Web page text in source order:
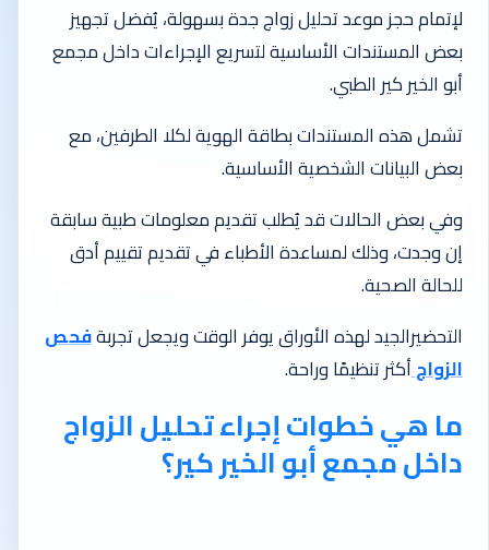
لإتمام حجز موعد تحليل زواج جدة بسهولة، يُفضل تجهيز
بعض المستندات الأساسية لتسريع الإجراءات داخل مجمع
أبو الخير كير الطبي.
تشمل هذه المستندات بطاقة الهوية لكلا الطرفين، مع
بعض البيانات الشخصية الأساسية.
وفي بعض الحالات قد يُطلب تقديم معلومات طبية سابقة
إن وجدت، وذلك لمساعدة الأطباء في تقديم تقييم أدق
للحالة الصحية.
التحضيرالجيد لهذه الأوراق يوفر الوقت ويجعل تجربةفحص
الزواجأكثر تنظيمًا وراحة.
ما هي خطوات إجراء تحليل الزواج
داخل مجمع أبو الخير كير؟